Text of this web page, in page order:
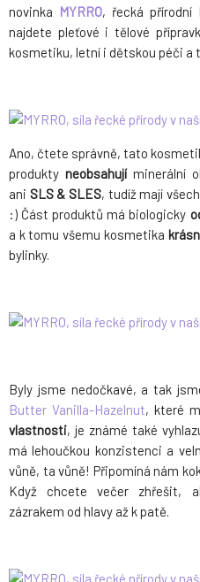
novinka MYRRO, řecká přírodní
najdete pleťové i tělové
kosmetiku, letní i dětskou péči a
Ano, čtete správně, tato
produkty neobsahujíminerální
ani SLS & SLES, tudíž mají
:) Část produktů má biologicky
a k tomu všemu kosmetika
bylinky.
Byly jsme nedočkavé, a tak
Butter Vanilla-Hazelnut, které
vlastnosti, je známé také
má lehoučkou konzistenci a
vůně, ta vůně! Připomíná nám
Když chcete večer zhřešit,
zázrakem od hlavy až k patě.